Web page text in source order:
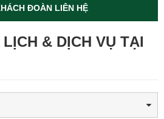
ĐOÀN LIÊN HỆ
& DỊCH VỤ TẠI